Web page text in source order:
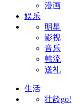
漫画
娱乐
明星
影视
音乐
韩流
送礼
生活
壮龄go!